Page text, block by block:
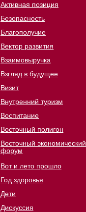
Активная позиция
Безопасность
Благополучие
Вектор развития
Взаимовыручка
Взгляд в будущее
Визит
Внутренний туризм
Воспитание
Восточный полигон
Восточный экономический
форум
Вот и лето прошло
Год здоровья
Дети
Дискуссия